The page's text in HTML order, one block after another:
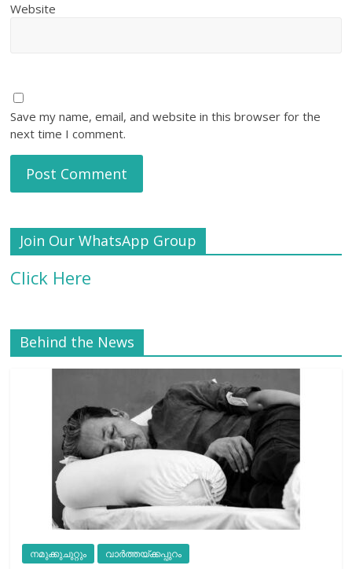
Website
Save my name, email, and website in this browser for the
next time I comment.
Join Our WhatsApp Group
Click Here
Behind the News
നമുക്കുചുറ്റും വാർത്തയ്ക്കപ്പുറം